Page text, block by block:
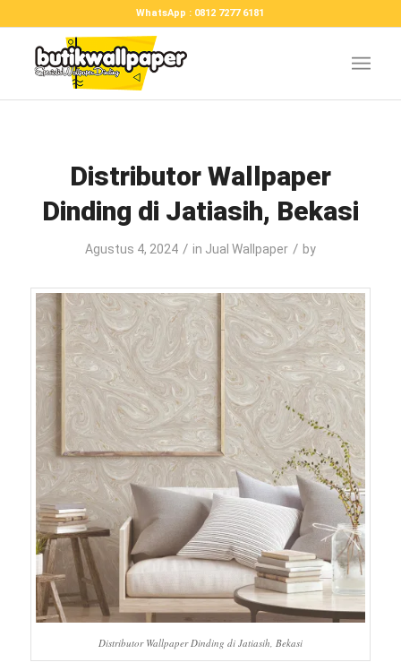
WhatsApp : 0812 7277 6181
Distributor Wallpaper
Dinding di Jatiasih, Bekasi
Agustus 4, 2024 / in Jual Wallpaper / by
Distributor Wallpaper Dinding di Jatiasih, Bekasi